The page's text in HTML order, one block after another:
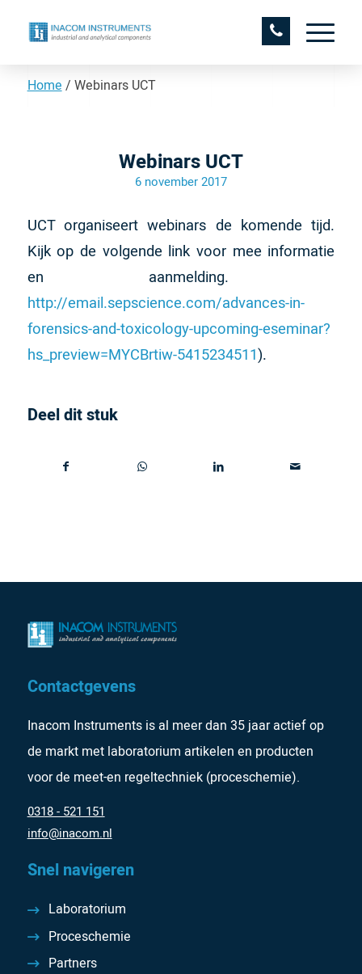
Home / Webinars UCT
Webinars UCT
6 november 2017
UCT organiseert webinars de komende tijd.
Kijk op de volgende link voor mee informatie
en aanmelding. ​
http://email.sepscience.com/advances-in-
forensics-and-toxicology-upcoming-eseminar?
hs_preview=MYCBrtiw-5415234511).
Deel dit stuk
Contactgevens
Inacom Instruments is al meer dan 35 jaar actief op
de markt met laboratorium artikelen en producten
voor de meet-en regeltechniek (proceschemie).
0318 - 521 151
info@inacom.nl
Snel navigeren
Laboratorium
Proceschemie
Partners